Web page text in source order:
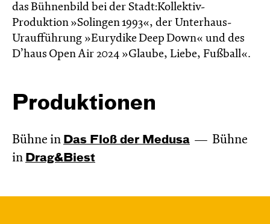
das Bühnenbild bei der Stadt:Kollektiv-
Produktion »Solingen 1993«, der Unterhaus-
Uraufführung »Eurydike Deep Down« und des
D’haus Open Air 2024 »Glaube, Liebe, Fußball«.
Produktionen
Bühne in Das Floß der Medusa
Bühne
in Drag&Biest